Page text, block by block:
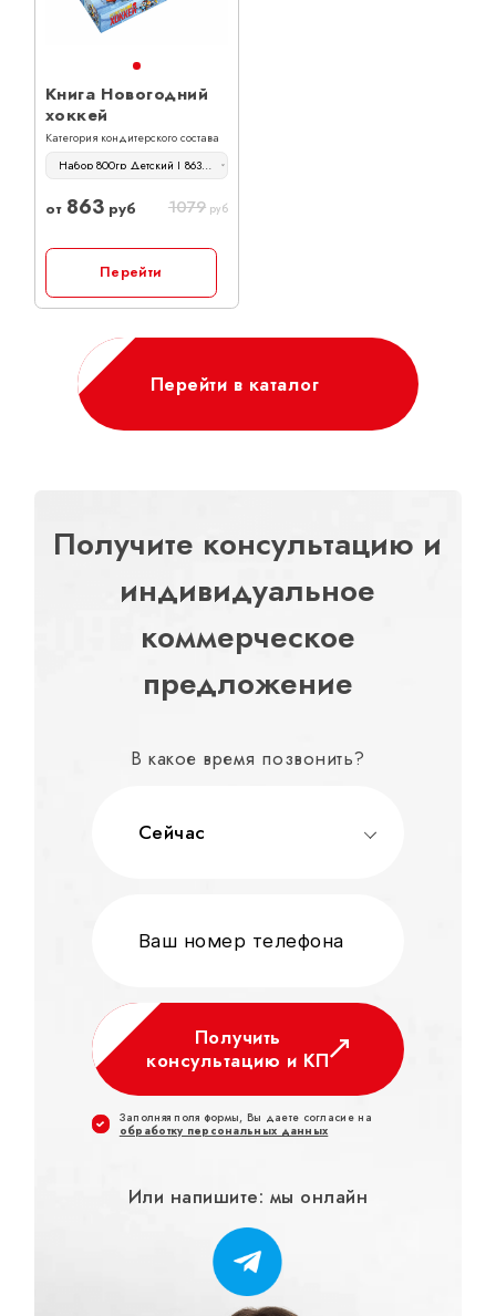
Книга Новогодний
хоккей
Категория кондитерского состава
Набор 800гр Детский | 863 руб
от 863 руб 1079 руб
Перейти
Перейти в каталог
Получите консультацию и
индивидуальное
коммерческое
предложение
В какое время позвонить?
Сейчас
Получить
консультацию и КП
Заполняя поля формы, Вы даете согласие на
обработку персональных данных
Или напишите: мы онлайн